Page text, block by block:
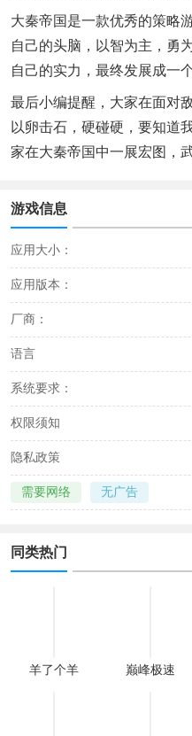
大秦帝国是一款优秀的策略
自己的头脑，以智为主，勇
自己的实力，最终发展成一
最后小编提醒，大家在面对
以卵击石，硬碰硬，要知道
家在大秦帝国中一展宏图，
游戏信息
应用大小：
应用版本：
厂商：
语言
系统要求：
权限须知
隐私政策
需要网络 无广告
同类热门
羊了个羊 巅峰极速